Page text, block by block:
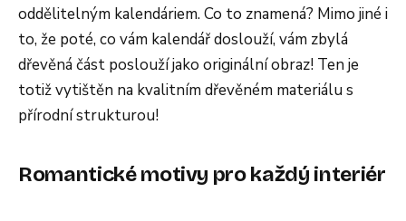
oddělitelným kalendáriem. Co to znamená? Mimo jiné i
to, že poté, co vám kalendář doslouží, vám zbylá
dřevěná část poslouží jako originální obraz! Ten je
totiž vytištěn na kvalitním dřevěném materiálu s
přírodní strukturou!
Romantické motivy pro každý interiér